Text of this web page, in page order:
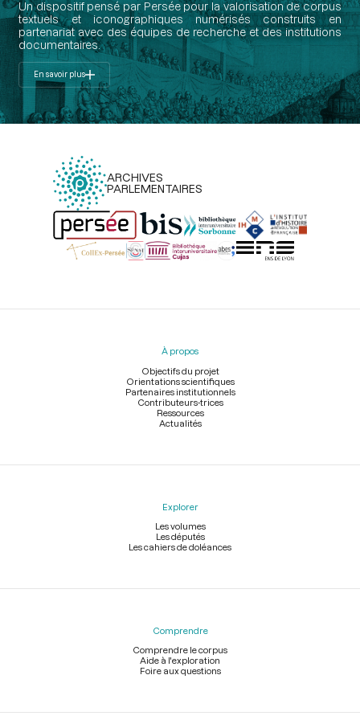
Un dispositif pensé par Persée pour la valorisation de corpus
textuels et iconographiques numérisés construits en
partenariat avec des équipes de recherche et des institutions
documentaires.
En savoir plus
ARCHIVES
PARLEMENTAIRES
Menu
À propos
Objectifs du projet
Orientations scientifiques
Partenaires institutionnels
Contributeurs-trices
Ressources
Actualités
Explorer
Les volumes
Les députés
Les cahiers de doléances
Comprendre
Comprendre le corpus
Aide à l'exploration
Foire aux questions